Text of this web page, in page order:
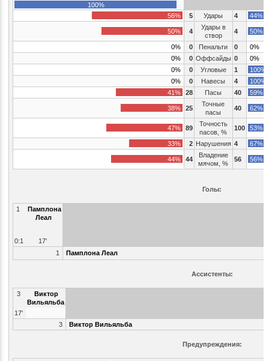
100%
56%
5 Удары 4 44%
50% 4
Удары в
створ
4 50%
0% 0 Пенальти 0
0%
0%
0 Оффсайды 0
0%
0%
0 Угловые 1
100%
0%
0 Навесы 4
100%
41%
28 Пасы 40 59%
38% 25
Точные
пасы
40 62%
47% 89
Точность
пасов, %
100 53%
33% 2 Нарушения 4 67%
44% 44
Владение
мячом, %
56 56%
Голы:
1
Памплона
Леал
0:1
17'
1
Памплона Леал
Ассистенты:
3
Виктор
Вильяльба
17'
3
Виктор Вильяльба
Предупреждения: